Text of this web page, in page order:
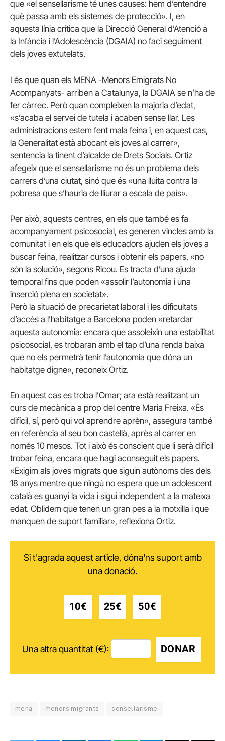
que «el sensellarisme té unes causes: hem d’entendre
què passa amb els sistemes de protecció». I, en
aquesta línia critica que la Direcció General d’Atenció a
la Infància i l’Adolescència (DGAIA) no faci seguiment
dels joves extutelats.
I és que quan els MENA -Menors Emigrats No
Acompanyats- arriben a Catalunya, la DGAIA se n’ha de
fer càrrec. Però quan compleixen la majoria d’edat,
«s’acaba el servei de tutela i acaben sense llar. Les
administracions estem fent mala feina i, en aquest cas,
la Generalitat està abocant els joves al carrer»,
sentencia la tinent d’alcalde de Drets Socials. Ortiz
afegeix que el sensellarisme no és un problema dels
carrers d’una ciutat, sinó que és «una lluita contra la
pobresa que s’hauria de lliurar a escala de país».
Per això, aquests centres, en els que també es fa
acompanyament psicosocial, es generen vincles amb la
comunitat i en els que els educadors ajuden els joves a
buscar feina, realitzar cursos i obtenir els papers, «no
són la solució», segons Ricou. Es tracta d’una ajuda
temporal fins que poden «assolir l’autonomia i una
inserció plena en societat».
Però la situació de precarietat laboral i les dificultats
d’accés a l’habitatge a Barcelona poden «retardar
aquesta autonomia: encara que assoleixin una estabilitat
psicosocial, es trobaran amb el tap d’una renda baixa
que no els permetrà tenir l’autonomia que dóna un
habitatge digne», reconeix Ortiz.
En aquest cas es troba l’Omar; ara està realitzant un
curs de mecànica a prop del centre Maria Freixa. «És
difícil, sí, però qui vol aprendre aprèn», assegura també
en referència al seu bon castellà, après al carrer en
només 10 mesos. Tot i això és conscient que li serà difícil
trobar feina, encara que hagi aconseguit els papers.
«Exigim als joves migrats que siguin autònoms des dels
18 anys mentre que ningú no espera que un adolescent
català es guanyi la vida i sigui independent a la mateixa
edat. Oblidem que tenen un gran pes a la motxilla i que
manquen de suport familiar», reflexiona Ortiz.
Si t'agrada aquest article, dóna'ns suport amb
una donació.
10€ 25€ 50€
Una altra quantitat (€): DONAR
mena menors migrants sensellarisme